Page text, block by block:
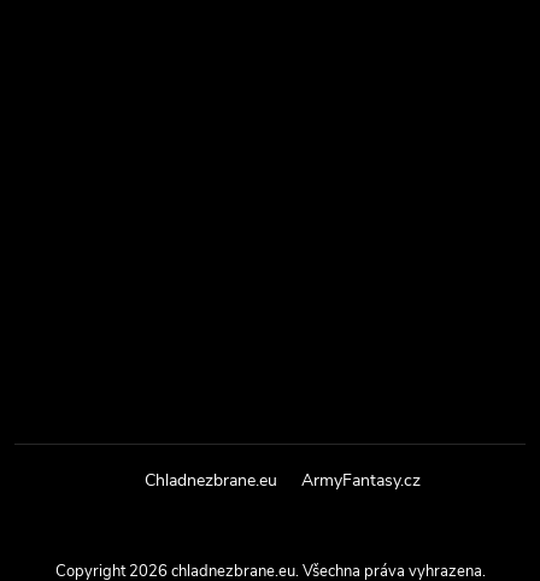
Chladnezbrane.eu ArmyFantasy.cz
Copyright 2026chladnezbrane.eu. Všechna práva vyhrazena.